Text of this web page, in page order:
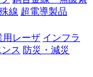
線 超電導製品
用レーザ インフラ
ス 防災・減災